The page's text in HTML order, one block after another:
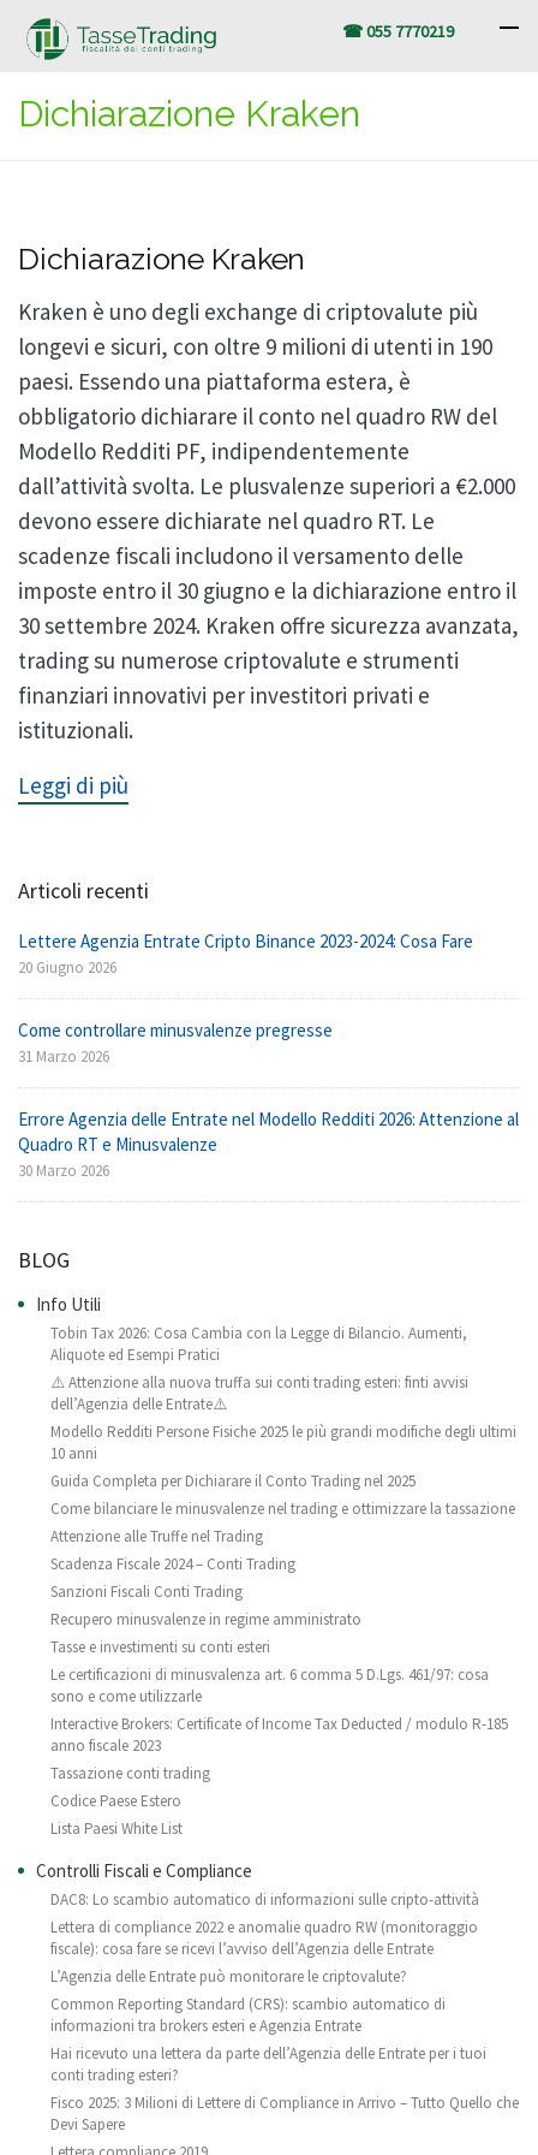
☎ 055 7770219
Dichiarazione Kraken
Dichiarazione Kraken
Kraken è uno degli exchange di criptovalute più
longevi e sicuri, con oltre 9 milioni di utenti in 190
paesi. Essendo una piattaforma estera, è
obbligatorio dichiarare il conto nel quadro RW del
Modello Redditi PF, indipendentemente
dall’attività svolta. Le plusvalenze superiori a €2.000
devono essere dichiarate nel quadro RT. Le
scadenze fiscali includono il versamento delle
imposte entro il 30 giugno e la dichiarazione entro il
30 settembre 2024. Kraken offre sicurezza avanzata,
trading su numerose criptovalute e strumenti
finanziari innovativi per investitori privati e
istituzionali.
Leggi di più
Articoli recenti
Lettere Agenzia Entrate Cripto Binance 2023-2024: Cosa Fare
20 Giugno 2026
Come controllare minusvalenze pregresse
31 Marzo 2026
Errore Agenzia delle Entrate nel Modello Redditi 2026: Attenzione al
Quadro RT e Minusvalenze
30 Marzo 2026
BLOG
Info Utili
Tobin Tax 2026: Cosa Cambia con la Legge di Bilancio. Aumenti,
Aliquote ed Esempi Pratici
⚠️ Attenzione alla nuova truffa sui conti trading esteri: finti avvisi
dell’Agenzia delle Entrate⚠️
Modello Redditi Persone Fisiche 2025 le più grandi modifiche degli ultimi
10 anni
Guida Completa per Dichiarare il Conto Trading nel 2025
Come bilanciare le minusvalenze nel trading e ottimizzare la tassazione
Attenzione alle Truffe nel Trading
Scadenza Fiscale 2024 – Conti Trading
Sanzioni Fiscali Conti Trading
Recupero minusvalenze in regime amministrato
Tasse e investimenti su conti esteri
Le certificazioni di minusvalenza art. 6 comma 5 D.Lgs. 461/97: cosa
sono e come utilizzarle
Interactive Brokers: Certificate of Income Tax Deducted / modulo R-185
anno fiscale 2023
Tassazione conti trading
Codice Paese Estero
Lista Paesi White List
Controlli Fiscali e Compliance
DAC8: Lo scambio automatico di informazioni sulle cripto-attività
Lettera di compliance 2022 e anomalie quadro RW (monitoraggio
fiscale): cosa fare se ricevi l’avviso dell’Agenzia delle Entrate
L’Agenzia delle Entrate può monitorare le criptovalute?
Common Reporting Standard (CRS): scambio automatico di
informazioni tra brokers esteri e Agenzia Entrate
Hai ricevuto una lettera da parte dell’Agenzia delle Entrate per i tuoi
conti trading esteri?
Fisco 2025: 3 Milioni di Lettere di Compliance in Arrivo – Tutto Quello che
Devi Sapere